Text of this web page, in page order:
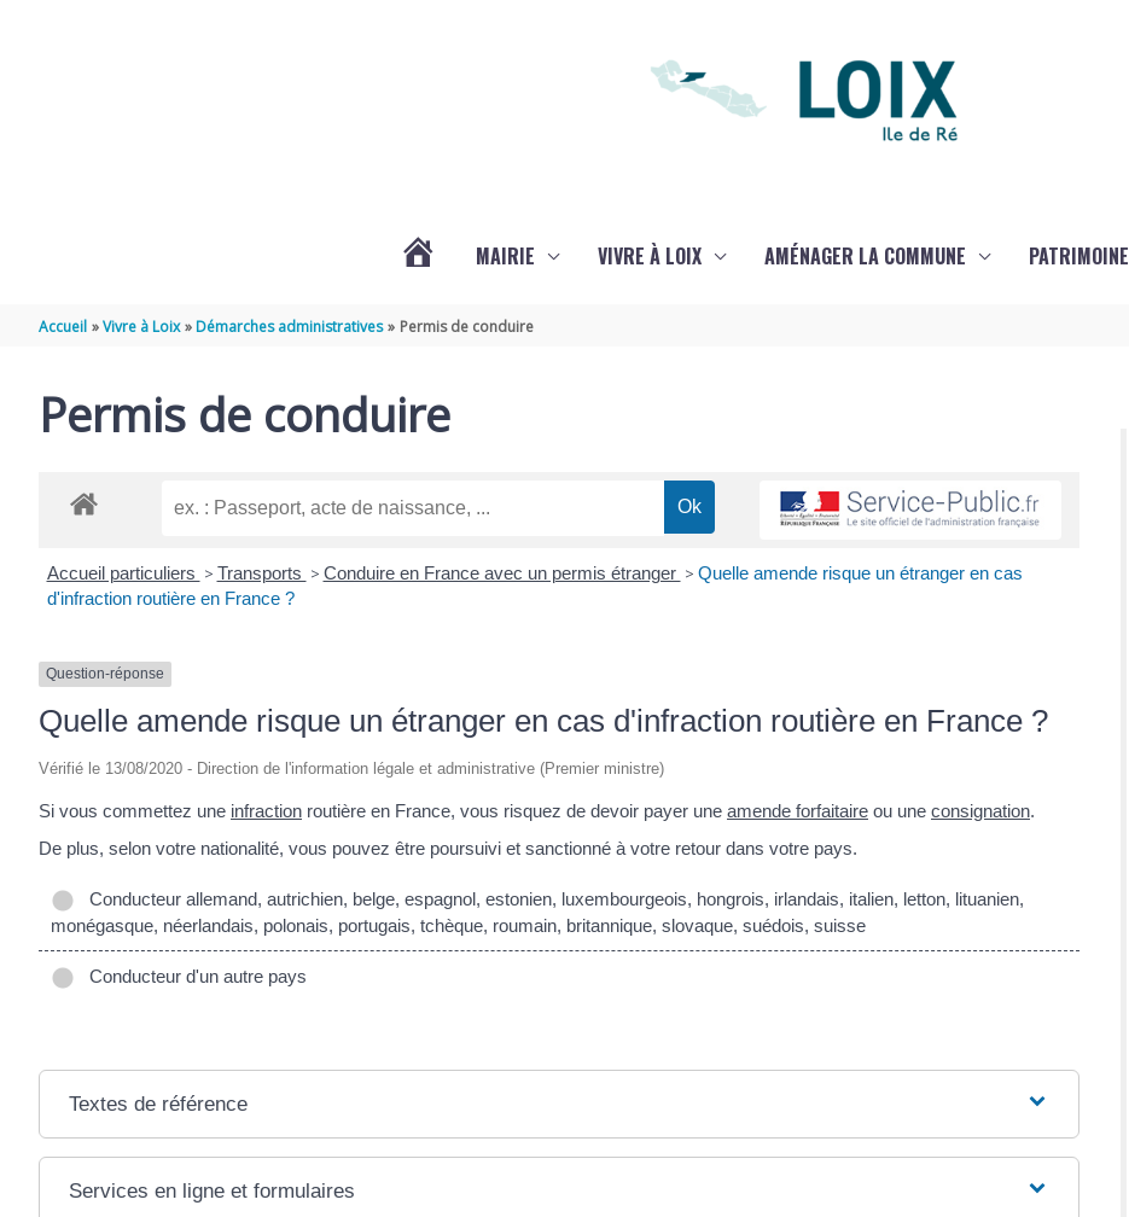
MAIRIE VIVRE À LOIX AMÉNAGER LA COMMUNE PATRIMOINE
Accueil Vivre à Loix Démarches administratives Permis de conduire
Permis de conduire
Accueil particuliers > Transports > Conduire en France avec un permis étranger > Quelle amende risque un étranger en cas
d'infraction routière en France ?
Question-réponse
Quelle amende risque un étranger en cas d'infraction routière en France ?
Vérifié le 13/08/2020 - Direction de l'information légale et administrative (Premier ministre)
Si vous commettez une infraction routière en France, vous risquez de devoir payer une amende forfaitaire ou une consignation.
De plus, selon votre nationalité, vous pouvez être poursuivi et sanctionné à votre retour dans votre pays.
Conducteur allemand, autrichien, belge, espagnol, estonien, luxembourgeois, hongrois, irlandais, italien, letton, lituanien,
monégasque, néerlandais, polonais, portugais, tchèque, roumain, britannique, slovaque, suédois, suisse
Conducteur d'un autre pays
Textes de référence
Services en ligne et formulaires